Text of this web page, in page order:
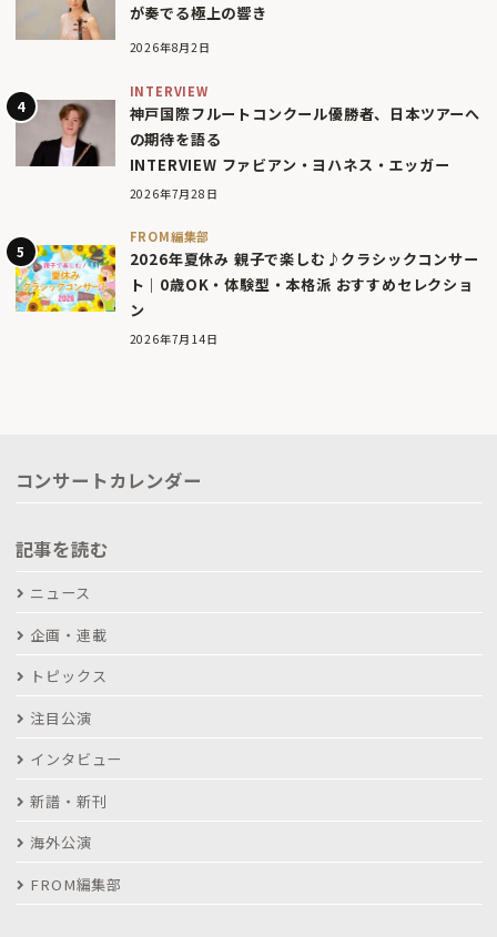
が奏でる極上の響き
2026年8月2日
INTERVIEW
神戸国際フルートコンクール優勝者、日本ツアーへ
の期待を語る
INTERVIEW ファビアン・ヨハネス・エッガー
2026年7月28日
FROM編集部
2026年夏休み 親子で楽しむ♪クラシックコンサー
ト｜0歳OK・体験型・本格派 おすすめセレクショ
ン
2026年7月14日
コンサートカレンダー
記事を読む
ニュース
企画・連載
トピックス
注目公演
インタビュー
新譜・新刊
海外公演
FROM編集部